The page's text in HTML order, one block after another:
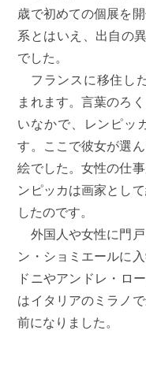
歳で初めての個展を
系とはいえ、出自の
でした。
フランスに移住し
まれます。言葉のろ
いなかで、レンピッ
す。ここで彼女が選
絵でした。女性の仕
ンピッカは画家とし
したのです。
外国人や女性に門戸
ン・ショミエールに
ドニやアンドレ・ロ
はイタリアのミラノ
前になりました。